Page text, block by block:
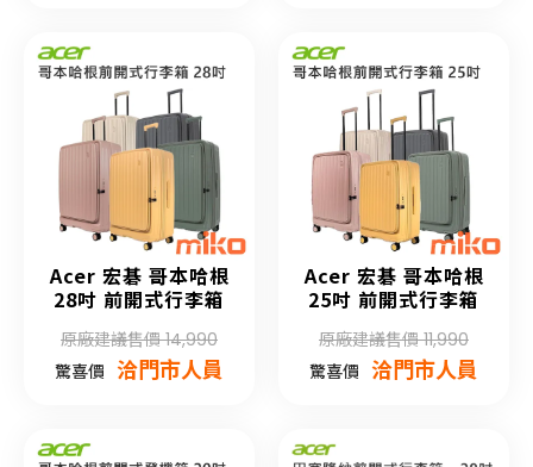
Acer 宏碁 哥本哈根
28吋 前開式行李箱
原廠建議售價 14,990
驚喜價 洽門市人員
Acer 宏碁 哥本哈根
25吋 前開式行李箱
原廠建議售價 11,990
驚喜價 洽門市人員